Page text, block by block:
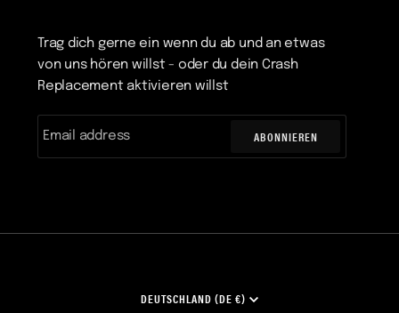
Trag dich gerne ein wenn du ab und an etwas
von uns hören willst - oder du dein Crash
Replacement aktivieren willst
ABONNIEREN
WÄHRUNG
DEUTSCHLAND (DE €)